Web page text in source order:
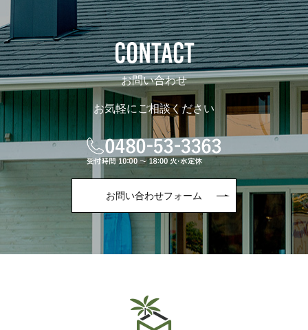
CONTACT
お問い合わせ
お気軽にご相談ください
お問い合わせフォーム